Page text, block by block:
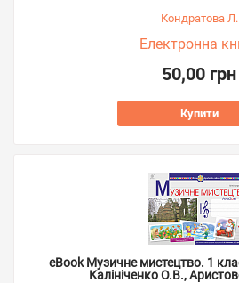
Кондратова Л.
Електронна
50,00 грн
Купити
eBook Музичне мистецтво. 1
Калініченко О.В.,